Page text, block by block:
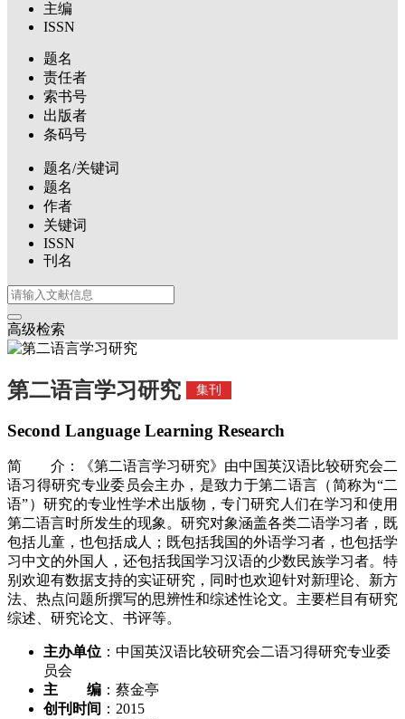
主编
ISSN
题名
责任者
索书号
出版者
条码号
题名/关键词
题名
作者
关键词
ISSN
刊名
高级检索
第二语言学习研究 集刊
Second Language Learning Research
简 介：《第二语言学习研究》由中国英汉语比较研究会二
语习得研究专业委员会主办，是致力于第二语言（简称为“二
语”）研究的专业性学术出版物，专门研究人们在学习和使用
第二语言时所发生的现象。研究对象涵盖各类二语学习者，既
包括儿童，也包括成人；既包括我国的外语学习者，也包括学
习中文的外国人，还包括我国学习汉语的少数民族学习者。特
别欢迎有数据支持的实证研究，同时也欢迎针对新理论、新方
法、热点问题所撰写的思辨性和综述性论文。主要栏目有研究
综述、研究论文、书评等。
主办单位 ：中国英汉语比较研究会二语习得研究专业委
员会
主 编 ：蔡金亭
创刊时间 ：2015